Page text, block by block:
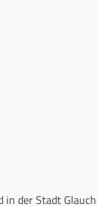
in der Stadt